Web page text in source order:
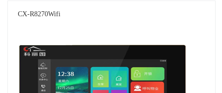
CX-R8270Wifi